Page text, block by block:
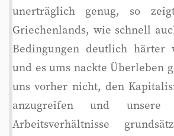
unerträglich genug, so
Griechenlands, wie schnell
Bedingungen deutlich härter
und es ums nackte Überleben
uns vorher nicht, den
anzugreifen und unsere
Arbeitsverhältnisse